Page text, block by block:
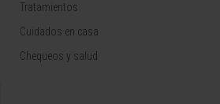
Tratamientos
Cuidados en casa
Chequeos y salud